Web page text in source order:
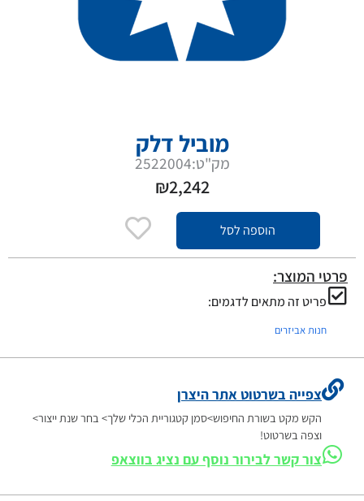
מוביל דלק
מק"ט:2522004
₪2,242
הוספה לסל
פרטי המוצר:
פריט זה מתאים לדגמים:
חנות אביזרים
צפייה בשרטוט אתר היצרן
הקש מקט בשורת החיפוש>סמן קטגוריית הכלי שלך> בחר שנת ייצור>
וצפה בשרטוט!
צור קשר לבירור נוסף עם נציג בווצאפ